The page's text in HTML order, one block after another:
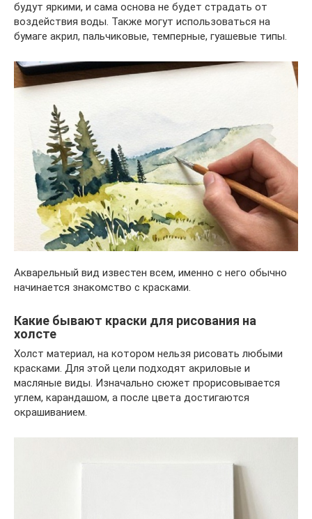
будут яркими, и сама основа не будет страдать от
воздействия воды. Также могут использоваться на
бумаге акрил, пальчиковые, темперные, гуашевые типы.
Акварельный вид известен всем, именно с него обычно
начинается знакомство с красками.
Какие бывают краски для рисования на
холсте
Холст материал, на котором нельзя рисовать любыми
красками. Для этой цели подходят акриловые и
масляные виды. Изначально сюжет прорисовывается
углем, карандашом, а после цвета достигаются
окрашиванием.